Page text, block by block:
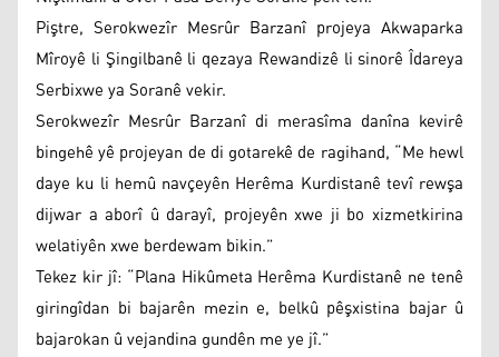
Piştre, Serokwezîr Mesrûr Barzanî projeya Akwaparka
Mîroyê li Şingilbanê li qezaya Rewandizê li sinorê Îdareya
Serbixwe ya Soranê vekir.
Serokwezîr Mesrûr Barzanî di merasîma danîna kevirê
bingehê yê projeyan de di gotarekê de ragihand, “Me hewl
daye ku li hemû navçeyên Herêma Kurdistanê tevî rewşa
dijwar a aborî û darayî, projeyên xwe ji bo xizmetkirina
welatiyên xwe berdewam bikin.”
Tekez kir jî: “Plana Hikûmeta Herêma Kurdistanê ne tenê
giringîdan bi bajarên mezin e, belkû pêşxistina bajar û
bajarokan û vejandina gundên me ye jî.”